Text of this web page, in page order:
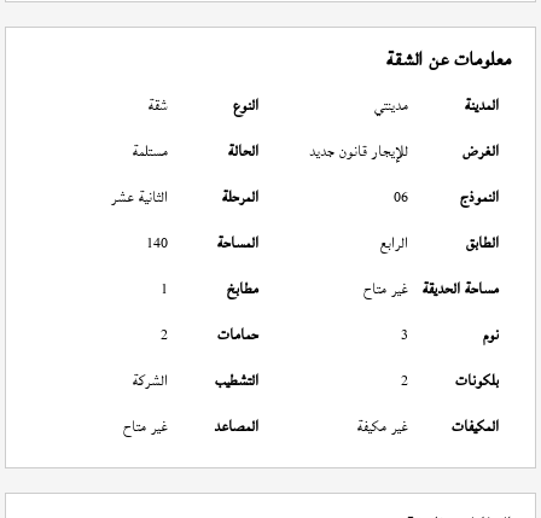
معلومات عن الشقة
المدينة مدينتي النوع
شقة
الغرض
للإيجار قانون جديد الحالة
مستلمة
النموذج
06 المرحلة
الثانية عشر
الطابق
الرابع المساحة
140
مساحة الحديقة غير متاح مطابخ
1
نوم
3 حمامات
2
بلكونات
2 التشطيب
الشركة
المكيفات
غير مكيفة المصاعد غير متاح